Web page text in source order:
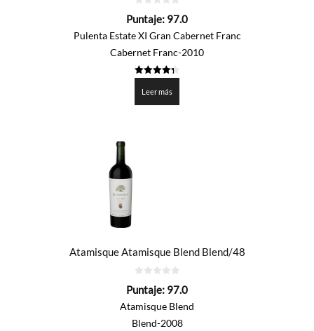
de
Puntaje: 97.0
Pulenta Estate XI Gran Cabernet Franc
Cabernet Franc-2010
de 5
Leer más
Atamisque Atamisque Blend Blend/48
de
Puntaje: 97.0
Atamisque Blend
Blend-2008